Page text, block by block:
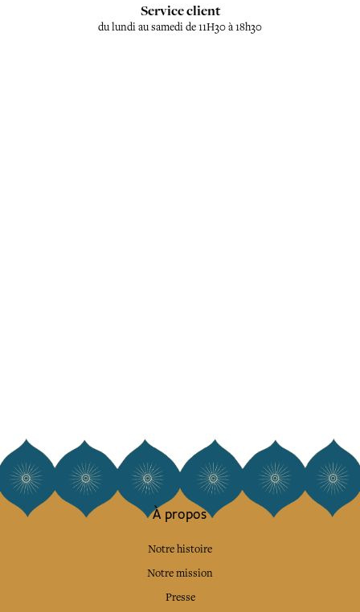
Service client
du lundi au samedi de 11H30 à 18h30
À propos
Notre histoire
Notre mission
Presse